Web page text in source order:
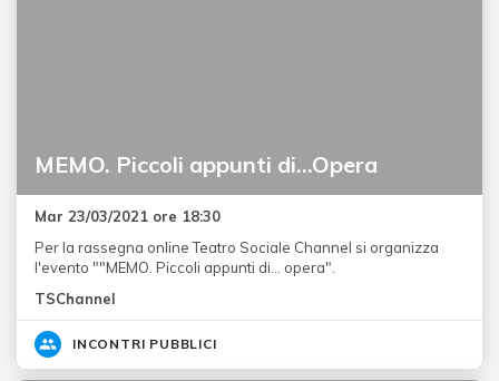
MEMO. Piccoli appunti di…Opera
Mar 23/03/2021 ore 18:30
Per la rassegna online Teatro Sociale Channel si organizza
l'evento ""MEMO. Piccoli appunti di… opera".
TSChannel
INCONTRI PUBBLICI